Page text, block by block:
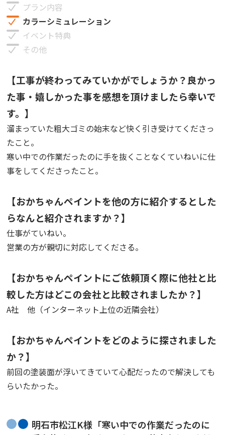
プラン内容
カラーシミュレーション
イベント特典
その他
【工事が終わってみていかがでしょうか？良かっ
た事・嬉しかった事を感想を頂けましたら幸いで
す。】
溜まっていた粗大ゴミの始末など快く引き受けてくださっ
たこと。
寒い中での作業だったのに手を抜くことなくていねいに仕
事をしてくださったこと。
【おかちゃんペイントを他の方に紹介するとした
らなんと紹介されますか？】
仕事がていねい。
営業の方が親切に対応してくださる。
【おかちゃんペイントにご依頼頂く際に他社と比
較した方はどこの会社と比較されましたか？】
A社 他（インターネット上位の近隣会社）
【おかちゃんペイントをどのように探されました
か？】
前回の塗装面が浮いてきていて心配だったので解決しても
らいたかった。
明石市松江K様「寒い中での作業だったのに